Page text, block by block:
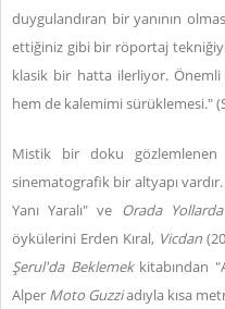
duygulandıran bir yanının
ettiğiniz gibi bir röportaj
klasik bir hatta ilerliyor.
hem de kalemimi sürüklemesi."
Mistik bir doku gözlemlenen
sinematografik bir altyapı vardır.
Yanı Yaralı" ve Orada Yollarda
öykülerini Erden Kıral, Vicdan
Şerul'da Beklemekkitabından
Alper Moto Guzziadıyla kısa